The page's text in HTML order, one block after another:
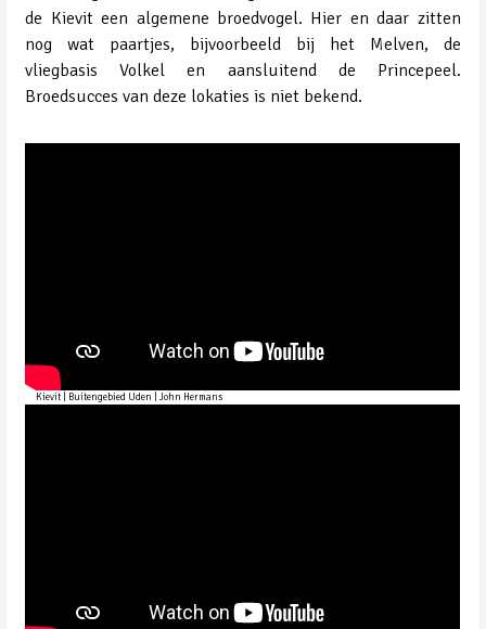
de Kievit een algemene broedvogel. Hier en daar zitten
nog wat paartjes, bijvoorbeeld bij het Melven, de
vliegbasis Volkel en aansluitend de Princepeel.
Broedsucces van deze lokaties is niet bekend.
Kievit | Buitengebied Uden | John Hermans